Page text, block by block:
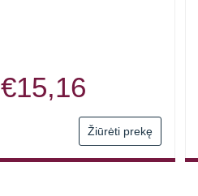
€15,16
Žiūrėti prekę